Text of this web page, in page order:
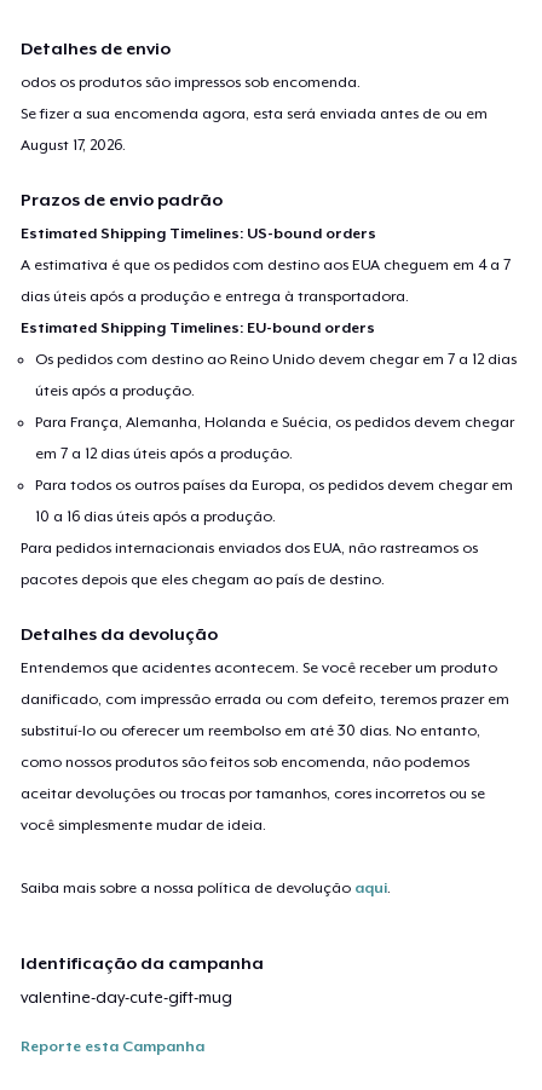
Detalhes de envio
odos os produtos são impressos sob encomenda.
Se fizer a sua encomenda agora, esta será enviada antes de ou em
August 17, 2026
Prazos de envio padrão
Estimated Shipping Timelines: US-bound orders
A estimativa é que os pedidos com destino aos EUA cheguem em 4 a 7
dias úteis após a produção e entrega à transportadora.
Estimated Shipping Timelines: EU-bound orders
Os pedidos com destino ao Reino Unido devem chegar em 7 a 12 dias
úteis após a produção.
Para França, Alemanha, Holanda e Suécia, os pedidos devem chegar
em 7 a 12 dias úteis após a produção.
Para todos os outros países da Europa, os pedidos devem chegar em
10 a 16 dias úteis após a produção.
Para pedidos internacionais enviados dos EUA, não rastreamos os
pacotes depois que eles chegam ao país de destino.
Detalhes da devolução
Entendemos que acidentes acontecem. Se você receber um produto
danificado, com impressão errada ou com defeito, teremos prazer em
substituí-lo ou oferecer um reembolso em até 30 dias. No entanto,
como nossos produtos são feitos sob encomenda, não podemos
aceitar devoluções ou trocas por tamanhos, cores incorretos ou se
você simplesmente mudar de ideia.
Saiba mais sobre a nossa política de devolução aqui
Identificação da campanha
valentine-day-cute-gift-mug
Reporte esta Campanha